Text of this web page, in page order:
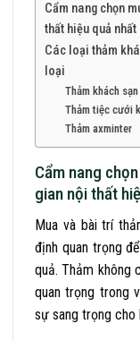
Cẩm nang chọn
thất hiệu quả nhất
Các loại thảm
loại
Thảm khách
Thảm tiệc cưới
Thảm axminter
Cẩm nang
gian nội thất
Mua và bài trí
định quan trọng
quả. Thảm không
quan trọng trong
sự sang trọng cho